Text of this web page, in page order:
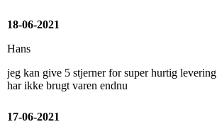
18-06-2021
Hans
jeg kan give 5 stjerner for super hurtig levering
har ikke brugt varen endnu
17-06-2021